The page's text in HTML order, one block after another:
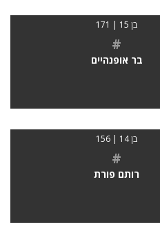
בן 15 | 171
#
בר אופנהיים
בן 14 | 156
#
רותם פורת